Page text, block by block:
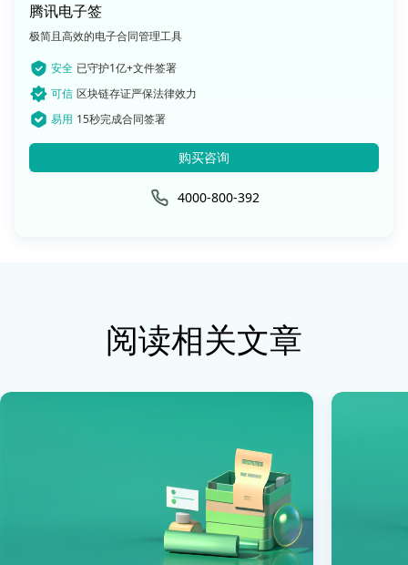
腾讯电子签
极简且高效的电子合同管理工具
安全 已守护1亿+文件签署
可信 区块链存证严保法律效力
易用 15秒完成合同签署
购买咨询
4000-800-392
阅读相关文章